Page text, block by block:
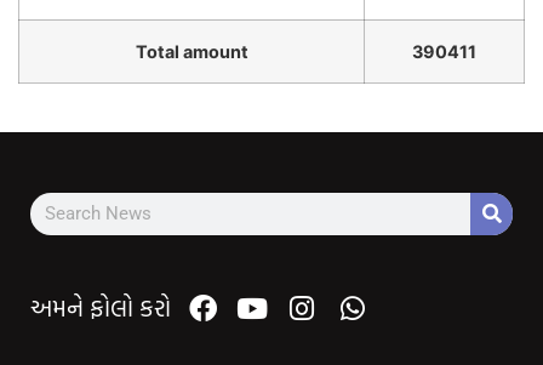
Total amount 390411
અમને ફોલો કરો